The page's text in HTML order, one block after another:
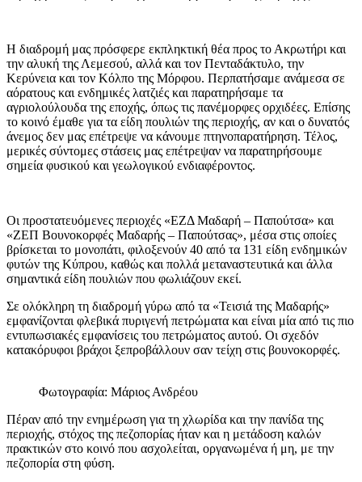
Η διαδρομή μας πρόσφερε εκπληκτική θέα προς το Ακρωτήρι και
την αλυκή της Λεμεσού, αλλά και τον Πενταδάκτυλο, την
Κερύνεια και τον Κόλπο της Μόρφου. Περπατήσαμε ανάμεσα σε
αόρατους και ενδημικές λατζιές και παρατηρήσαμε τα
αγριολούλουδα της εποχής, όπως τις πανέμορφες ορχιδέες. Επίσης
το κοινό έμαθε για τα είδη πουλιών της περιοχής, αν και ο δυνατός
άνεμος δεν μας επέτρεψε να κάνουμε πτηνοπαρατήρηση. Τέλος,
μερικές σύντομες στάσεις μας επέτρεψαν να παρατηρήσουμε
σημεία φυσικού και γεωλογικού ενδιαφέροντος.
Οι προστατευόμενες περιοχές «ΕΖΔ Μαδαρή – Παπούτσα» και
«ΖΕΠ Βουνοκορφές Μαδαρής – Παπούτσας», μέσα στις οποίες
βρίσκεται το μονοπάτι, φιλοξενούν 40 από τα 131 είδη ενδημικών
φυτών της Κύπρου, καθώς και πολλά μεταναστευτικά και άλλα
σημαντικά είδη πουλιών που φωλιάζουν εκεί.
Σε ολόκληρη τη διαδρομή γύρω από τα «Τεισιά της Μαδαρής»
εμφανίζονται φλεβικά πυριγενή πετρώματα και είναι μία από τις πιο
εντυπωσιακές εμφανίσεις του πετρώματος αυτού. Οι σχεδόν
κατακόρυφοι βράχοι ξεπροβάλλουν σαν τείχη στις βουνοκορφές.
Φωτογραφία: Μάριος Ανδρέου
Πέραν από την ενημέρωση για τη χλωρίδα και την πανίδα της
περιοχής, στόχος της πεζοπορίας ήταν και η μετάδοση καλών
πρακτικών στο κοινό που ασχολείται, οργανωμένα ή μη, με την
πεζοπορία στη φύση.